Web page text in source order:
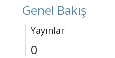
Genel Bakış
Yayınlar
0